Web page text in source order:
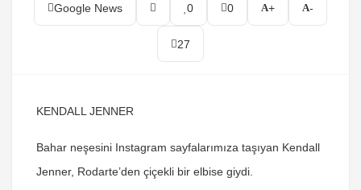
Google News 0 0 + -
27
KENDALL JENNER
Bahar neşesini Instagram sayfalarımıza taşıyan Kendall
Jenner, Rodarte’den çiçekli bir elbise giydi.